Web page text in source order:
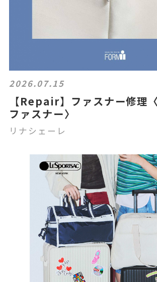
2026.07.15
【Repair】ファスナー修理
ファスナー〉
リナシェーレ